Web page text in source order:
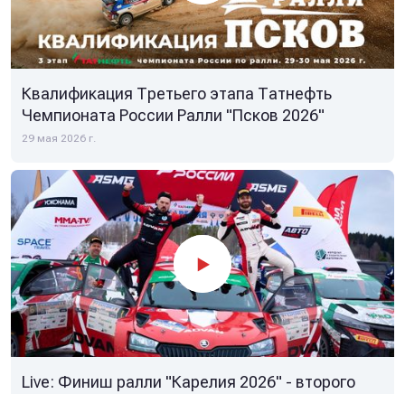
Квалификация Третьего этапа Татнефть
Чемпионата России Ралли "Псков 2026"
29 мая 2026 г.
Live: Финиш ралли "Карелия 2026" - второго